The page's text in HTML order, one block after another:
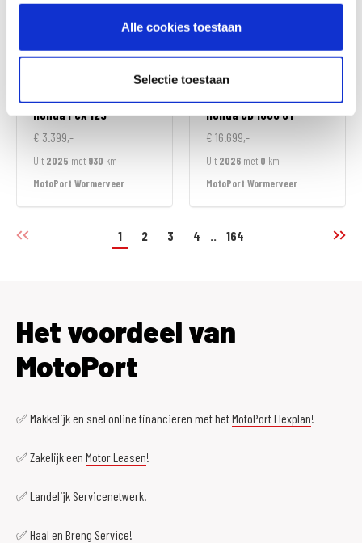
Alle cookies toestaan
Selectie toestaan
HondaPCX 125
€ 3.399,-
Uit 2025 met 930 km
MotoPort Wormerveer
HondaCB 1000 GT
€ 16.699,-
Uit 2026 met 0 km
MotoPort Wormerveer
1 2 3 4 .. 164
Het voordeel van
MotoPort
✅ Makkelijk en snel online financieren met hetMotoPort Flexplan!
✅ Zakelijk een Motor Leasen!
✅ Landelijk Servicenetwerk!
✅ Haal en Breng Service!